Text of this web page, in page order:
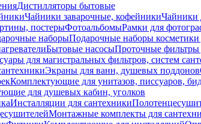
Дистилляторы бытовые
Чайники заварочные, кофейникиЧайники
постерыФотоальбомыРамки для
наборыПодарочные наборы косметики
Бытовые насосыПроточные фильтры
для магистральных фильтров, систем
Экраны для ванн, душевых поддонов
Комплектующие для унитазов, писсуаров,
для душевых кабин, уголков
Инсталляции для сантехники
Монтажные комплекты для